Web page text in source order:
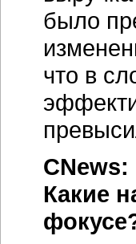
было
что в
Какие